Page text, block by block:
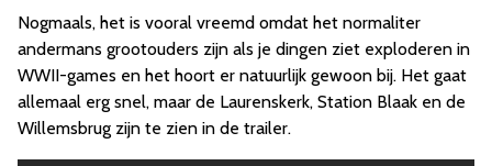
Nogmaals, het is vooral vreemd omdat het normaliter
andermans grootouders zijn als je dingen ziet exploderen in
WWII-games en het hoort er natuurlijk gewoon bij. Het gaat
allemaal erg snel, maar de Laurenskerk, Station Blaak en de
Willemsbrug zijn te zien in de trailer.